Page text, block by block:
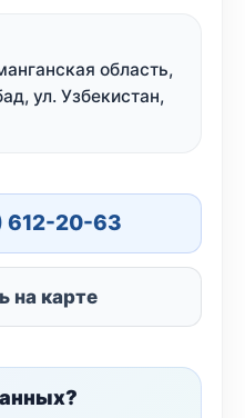
область,
ул. Узбекистан,
612-20-63
на карте